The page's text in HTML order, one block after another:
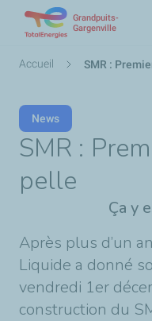
Grandpuits-
Gargenville
Fil
Accueil SMR :
News
SMR :
pelle
Ça y
Après plus d’un
Liquide a donné
vendredi 1er
construction du